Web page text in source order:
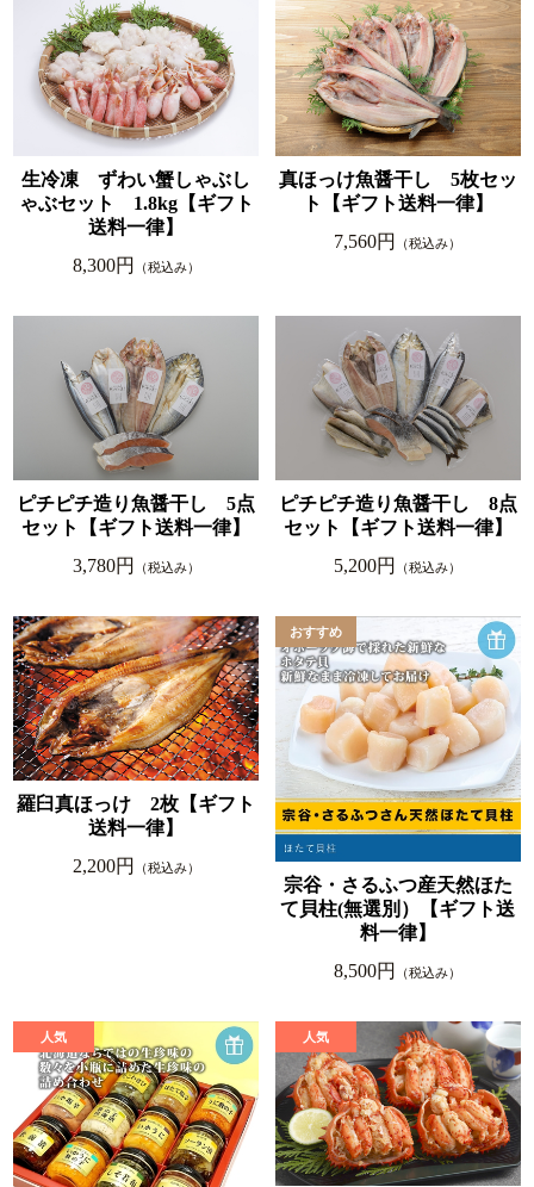
生冷凍 ずわい蟹しゃぶし
ゃぶセット 1.8kg【ギフト
送料一律】
8,300円
（税込み）
真ほっけ魚醤干し 5枚セッ
ト【ギフト送料一律】
7,560円
（税込み）
ピチピチ造り魚醤干し 5点
セット【ギフト送料一律】
3,780円
（税込み）
ピチピチ造り魚醤干し 8点
セット【ギフト送料一律】
5,200円
（税込み）
羅臼真ほっけ 2枚【ギフト
送料一律】
2,200円
（税込み）
宗谷・さるふつ産天然ほた
て貝柱(無選別）【ギフト送
料一律】
8,500円
（税込み）